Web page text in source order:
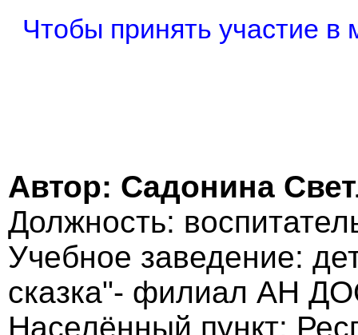
Чтобы принять участие
Автор: Садонина
Должность:
Учебное заведение:
сказка"- филиал АН
Населённый пункт: